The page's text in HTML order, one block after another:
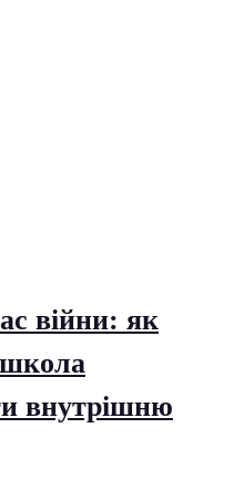
війни: як
внутрішню